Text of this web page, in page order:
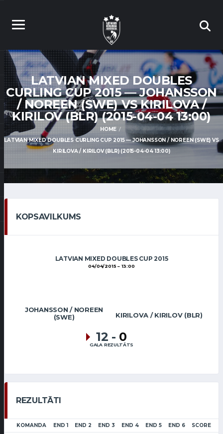
LATVIAN MIXED DOUBLES
CURLING CUP 2015 — JOHANSSON
/ NOREEN (SWE) VS KIRILOVA /
KIRILOV (BLR) (2015-04-04 13:00)
HOME
LATVIAN MIXED DOUBLES CURLING CUP 2015 — JOHANSSON / NOREEN (SWE) VS
KIRILOVA / KIRILOV (BLR) (2015-04-04 13:00)
KOPSAVILKUMS
LATVIAN MIXED DOUBLES CUP 2015
04/04/2015 13:00
JOHANSSON / NOREEN
(SWE)
KIRILOVA / KIRILOV (BLR)
12 - 0
GALA REZULTĀTS
REZULTĀTI
KOMANDA END 1 END 2 END 3 END 4 END 5 END 6 SCORE